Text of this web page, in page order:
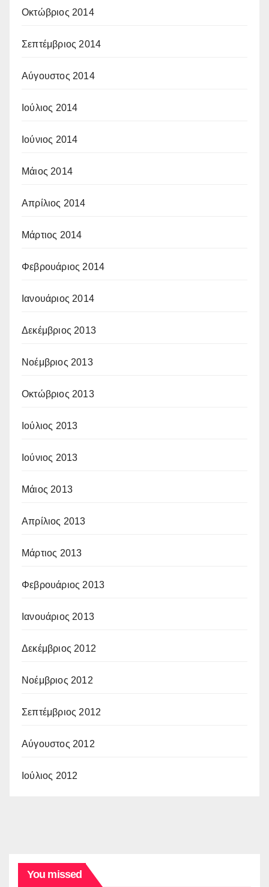
Οκτώβριος 2014
Σεπτέμβριος 2014
Αύγουστος 2014
Ιούλιος 2014
Ιούνιος 2014
Μάιος 2014
Απρίλιος 2014
Μάρτιος 2014
Φεβρουάριος 2014
Ιανουάριος 2014
Δεκέμβριος 2013
Νοέμβριος 2013
Οκτώβριος 2013
Ιούλιος 2013
Ιούνιος 2013
Μάιος 2013
Απρίλιος 2013
Μάρτιος 2013
Φεβρουάριος 2013
Ιανουάριος 2013
Δεκέμβριος 2012
Νοέμβριος 2012
Σεπτέμβριος 2012
Αύγουστος 2012
Ιούλιος 2012
You missed